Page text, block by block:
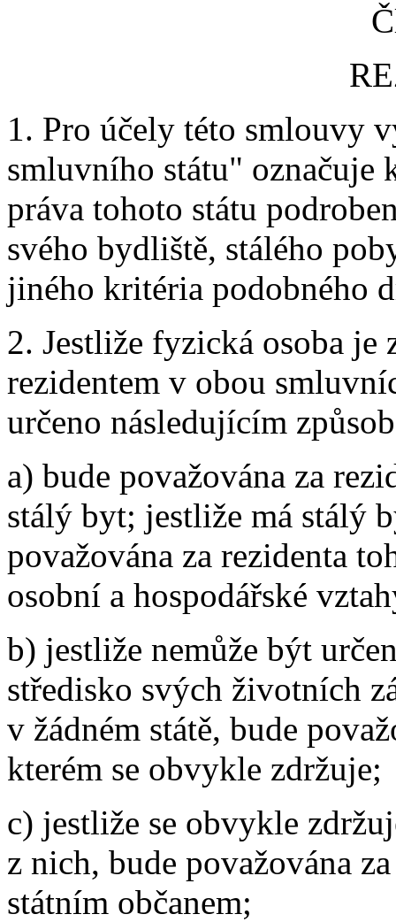
1. Pro účely této smlouvy
smluvního státu" označuje
práva tohoto státu
svého bydliště, stálého
jiného kritéria podobného
2. Jestliže fyzická osoba je
rezidentem v obou
určeno následujícím
a) bude považována za
stálý byt; jestliže má stálý
považována za rezidenta
osobní a hospodářské
b) jestliže nemůže být
středisko svých životních
v žádném státě, bude
kterém se obvykle zdržuje;
c) jestliže se obvykle
z nich, bude považována
státním občanem;